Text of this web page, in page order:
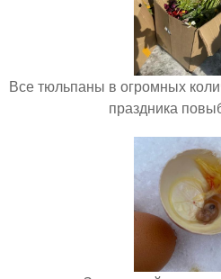
Все тюльпаны в огромных
праздника